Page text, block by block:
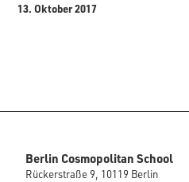
13. Oktober 2017
Berlin Cosmopolitan School
Rückerstraße 9, 10119 Berlin